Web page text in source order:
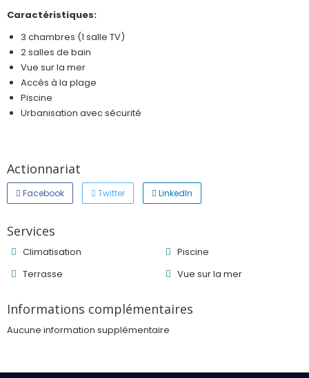
Caractéristiques:
3 chambres (1 salle TV)
2 salles de bain
Vue sur la mer
Accès à la plage
Piscine
Urbanisation avec sécurité
Actionnariat
Facebook Twitter LinkedIn
Services
Climatisation
Piscine
Terrasse
Vue sur la mer
Informations complémentaires
Aucune information supplémentaire